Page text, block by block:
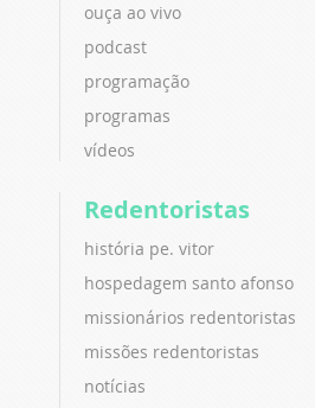
ouça ao vivo
podcast
programação
programas
vídeos
Redentoristas
história pe. vitor
hospedagem santo afonso
missionários redentoristas
missões redentoristas
notícias